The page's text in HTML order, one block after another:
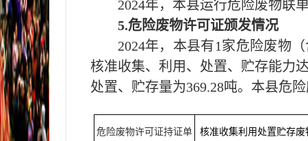
2024年，本县运行危险废物联
5.危险废物许可证颁发情况
2024年，本县有1家危险废物
核准收集、利用、处置、贮存能力
处置、贮存量为369.28吨。本县危
危险废物许可证持证单
核准收集利用处置贮存废